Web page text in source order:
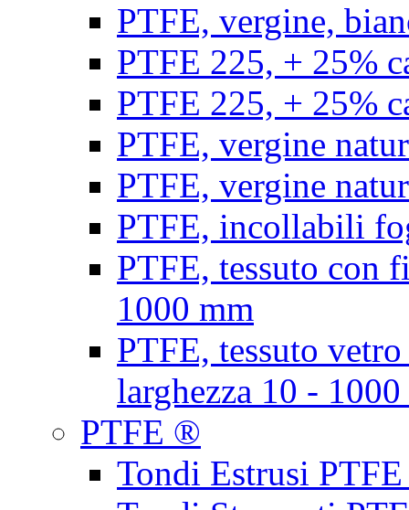
PTFE, vergine,
PTFE 225, + 25%
PTFE 225, + 25%
PTFE, vergine
PTFE, vergine
PTFE, incollabili
PTFE, tessuto con
1000 mm
PTFE, tessuto
larghezza 10 -
PTFE ®
Tondi Estrusi